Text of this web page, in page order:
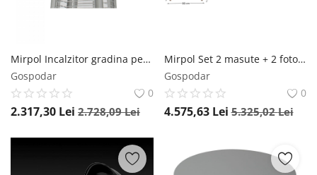
Mirpol Incalzitor gradina pe gaz crom MIR H71SS h224 cm
Gospodar
0
2.317,30 Lei 2.728,09Lei
Mirpol Set 2 masute + 2 fotolii + canapea Helsinki antracit
Gospodar
0
4.575,63 Lei 5.325,02Lei